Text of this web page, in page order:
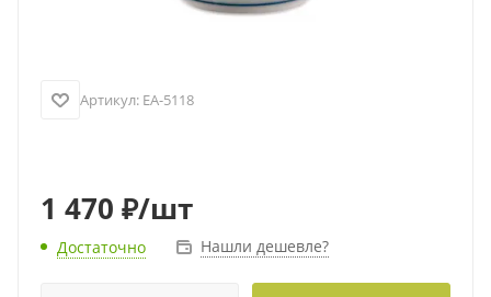
Артикул: EA-5118
1 470 ₽/шт
Достаточно Нашли дешевле?